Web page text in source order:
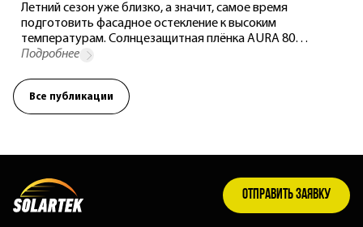
Летний сезон уже близко, а значит, самое время
подготовить фасадное остекление к высоким
температурам. Солнцезащитная плёнка AURA 80
отражает тепловую энергию ещё до нагрева стекла,
микроклимат и современный внешний вид здания.
Рассказываем, почему это решение выбирают для
офисов, бизнес-центров и коммерческих объектов.
Подробнее
Все публикации
Отправить заявку